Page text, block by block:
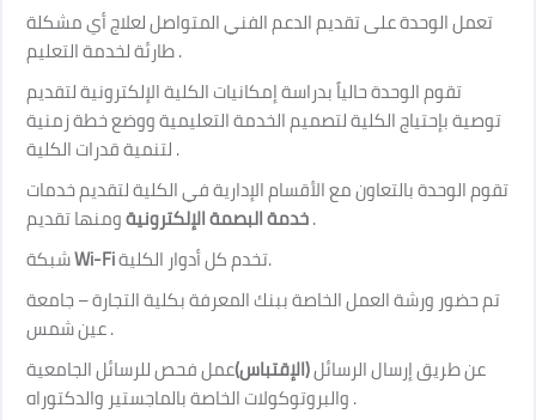
تعمل الوحدة على تقديم الدعم الفني المتواصل لعلاج أي مشكلة
طارئة لخدمة التعليم.
تقوم الوحدة حالياً بدراسة إمكانيات الكلية الإلكترونية لتقديم
توصية بإحتياج الكلية لتصميم الخدمة التعليمية ووضع خطة زمنية
لتنمية قدرات الكلية.
تقوم الوحدة بالتعاون مع الأقسام الإدارية في الكلية لتقديم خدمات
ومنها تقديمخدمة البصمة الإلكترونية.
شبكةWi-Fiتخدم كل أدوار الكلية.
تم حضور ورشة العمل الخاصة ببنك المعرفة بكلية التجارة – جامعة
عين شمس.
عمل فحص للرسائل الجامعية(الإقتباس)عن طريق إرسال الرسائل
والبروتوكولات الخاصة بالماجستير والدكتوراه.